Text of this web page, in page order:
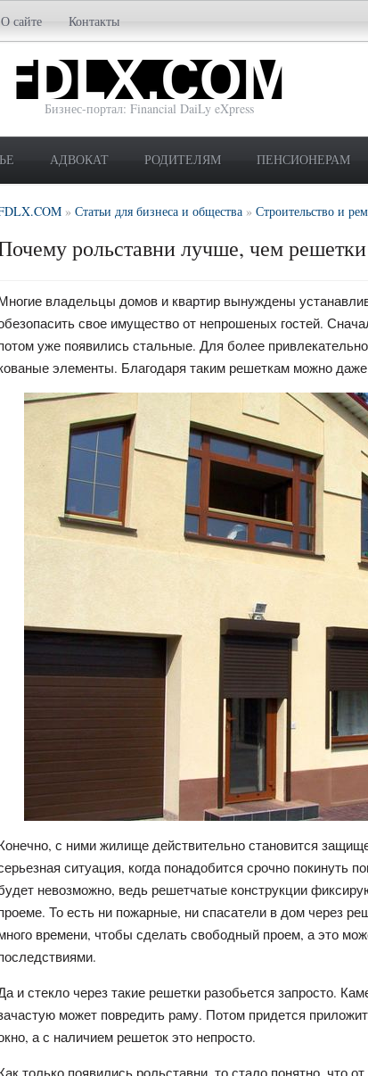
О сайте Контакты
Бизнес-портал: Financial DaiLy eXpress
АДВОКАТ РОДИТЕЛЯМ ПЕНСИОНЕРАМ
» Статьи для бизнеса и общества » Строительство и
рольставни лучше, чем решетки
владельцы домов и квартир вынуждены
свое имущество от непрошеных гостей.
уже появились стальные. Для более
элементы. Благодаря таким решеткам можно даже
с ними жилище действительно становится
ситуация, когда понадобится срочно покинуть
невозможно, ведь решетчатые конструкции
То есть ни пожарные, ни спасатели в дом через
времени, чтобы сделать свободный проем, а это
и стекло через такие решетки разобьется запросто.
может повредить раму. Потом придется
а с наличием решеток это непросто.
только появились рольставни, то стало понятно, что